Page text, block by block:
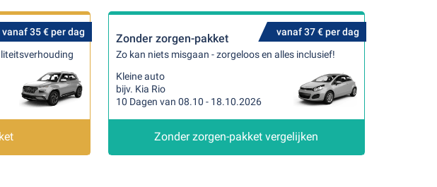
vanaf 35 € per dag vanaf 37 € per dag
Zonder zorgen-pakket
Zo kan niets misgaan - zorgeloos en alles inclusief!
Kleine auto
bijv. Kia Rio
10 Dagen van 08.10 - 18.10.2026
Zonder zorgen-pakket vergelijken